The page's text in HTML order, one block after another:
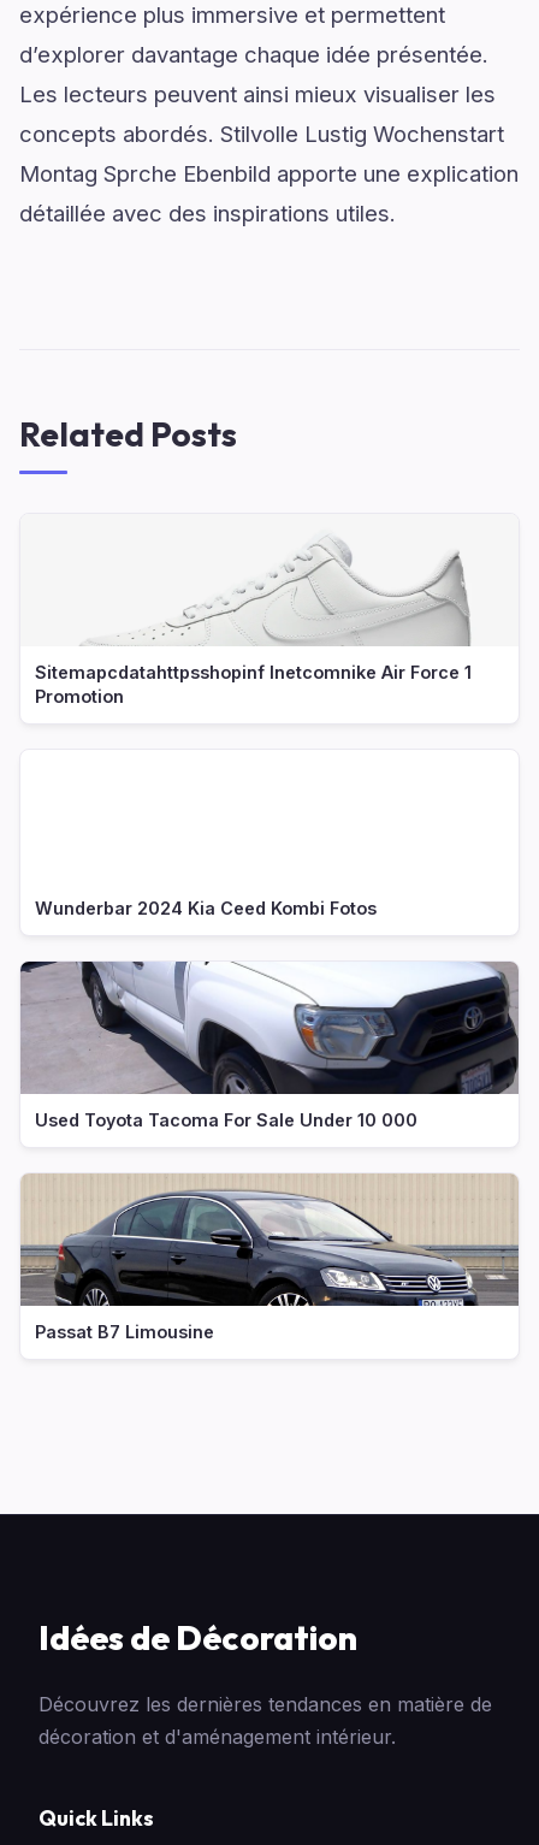
expérience plus immersive et permettent
d’explorer davantage chaque idée présentée.
Les lecteurs peuvent ainsi mieux visualiser les
concepts abordés. Stilvolle Lustig Wochenstart
Montag Sprche Ebenbild apporte une explication
détaillée avec des inspirations utiles.
Related Posts
Sitemapcdatahttpsshopinf Inetcomnike Air Force 1
Promotion
Wunderbar 2024 Kia Ceed Kombi Fotos
Used Toyota Tacoma For Sale Under 10 000
Passat B7 Limousine
Idées de Décoration
Découvrez les dernières tendances en matière de
décoration et d'aménagement intérieur.
Quick Links